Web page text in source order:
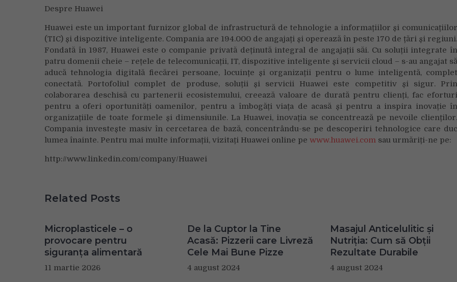
Despre Huawei
Huawei este un important furnizor global de infrastructură de tehnologie a informațiilor și comunicațiilor
(TIC) și dispozitive inteligente. Compania are 194.000 de angajați și operează în peste 170 de țări și regiuni.
Fondată în 1987, Huawei este o companie privată deținută integral de angajații săi. Cu soluții integrate în
patru domenii cheie – rețele de telecomunicații, IT, dispozitive inteligente și servicii cloud – s-au angajat să
aducă tehnologia digitală fiecărei persoane, locuințe și organizații pentru o lume inteligentă, complet
conectată. Portofoliul complet de produse, soluții și servicii Huawei este competitiv și sigur. Prin
colaborarea deschisă cu partenerii ecosistemului, creează valoare de durată pentru clienți, fac eforturi
pentru a oferi oportunități oamenilor, pentru a îmbogăți viața de acasă și pentru a inspira inovație în
organizațiile de toate formele și dimensiunile. La Huawei, inovația se concentrează pe nevoile clienților.
Compania investește masiv în cercetarea de bază, concentrându-se pe descoperiri tehnologice care duc
lumea înainte. Pentru mai multe informații, vizitați Huawei online pe www.huawei.com sau urmăriți-ne pe:
http://www.linkedin.com/company/Huawei
Related Posts
Microplasticele – o
provocare pentru
siguranța alimentară
11 martie 2026
De la Cuptor la Tine
Acasă: Pizzerii care Livreză
Cele Mai Bune Pizze
4 august 2024
Masajul Anticelulitic și
Nutriția: Cum să Obții
Rezultate Durabile
4 august 2024